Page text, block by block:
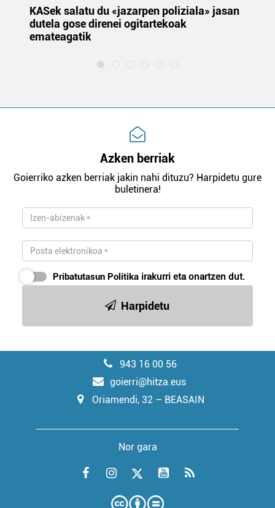
KASek salatu du «jazarpen poliziala» jasan
dutela gose direnei ogitartekoak
emateagatik
Azken berriak
Goierriko azken berriak jakin nahi dituzu? Harpidetu gure
buletinera!
Pribatutasun Politika irakurri eta onartzen dut.
Harpidetu
943 16 00 56
goierri@hitza.eus
Oriamendi, 32 – BEASAIN
Nor gara